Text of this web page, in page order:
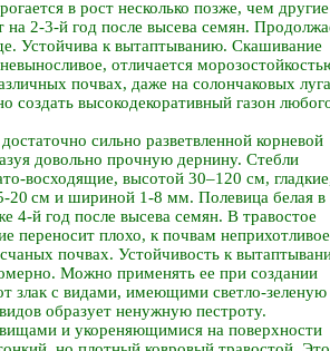
в рост несколько позже, чем другие
на 2-3-й год после высева семян.
Устойчива к вытаптыванию. Скашивание
отличается
почвах, даже на солончаковых
высокодекоративный газон
сильно разветвленной корневой
довольно прочную дернину. Стебли
восходящие, высотой 30–120 см,
20 см и шириной 1-8 мм. Полевица белая в
4-й год после высева семян. В травостое
переносит плохо, к почвам
почвах. Устойчивость к
Можно применять ее при создании
злак с видами, имеющими светло-зеленую
образует ненужную пестроту.
и укореняющимися на поверхности